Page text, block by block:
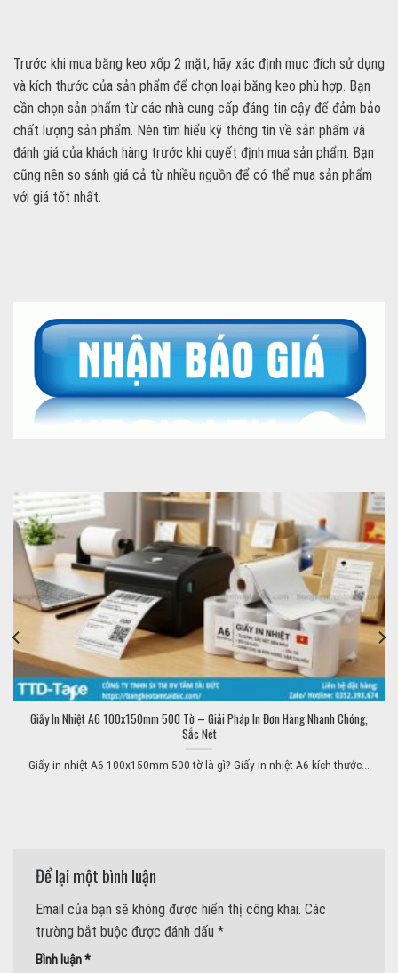
Trước khi mua băng keo xốp 2 mặt, hãy xác định mục đích sử dụng
và kích thước của sản phẩm để chọn loại băng keo phù hợp. Bạn
cần chọn sản phẩm từ các nhà cung cấp đáng tin cậy để đảm bảo
chất lượng sản phẩm. Nên tìm hiểu kỹ thông tin về sản phẩm và
đánh giá của khách hàng trước khi quyết định mua sản phẩm. Bạn
cũng nên so sánh giá cả từ nhiều nguồn để có thể mua sản phẩm
với giá tốt nhất.
Giấy In Nhiệt A6 100x150mm 500 Tờ – Giải Pháp In Đơn Hàng Nhanh Chóng,
Sắc Nét
Giấy in nhiệt A6 100x150mm 500 tờ là gì? Giấy in nhiệt A6 kích thước...
Để lại một bình luận
Email của bạn sẽ không được hiển thị công khai. Các
trường bắt buộc được đánh dấu *
Bình luận*